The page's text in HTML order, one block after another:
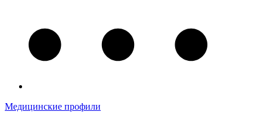
Медицинские профили